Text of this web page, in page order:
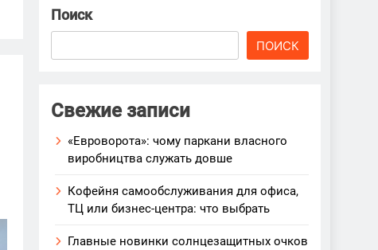
Поиск
ПОИСК
Свежие записи
«Евроворота»: чому паркани власного
виробництва служать довше
Кофейня самообслуживания для офиса,
ТЦ или бизнес-центра: что выбрать
Главные новинки солнцезащитных очков